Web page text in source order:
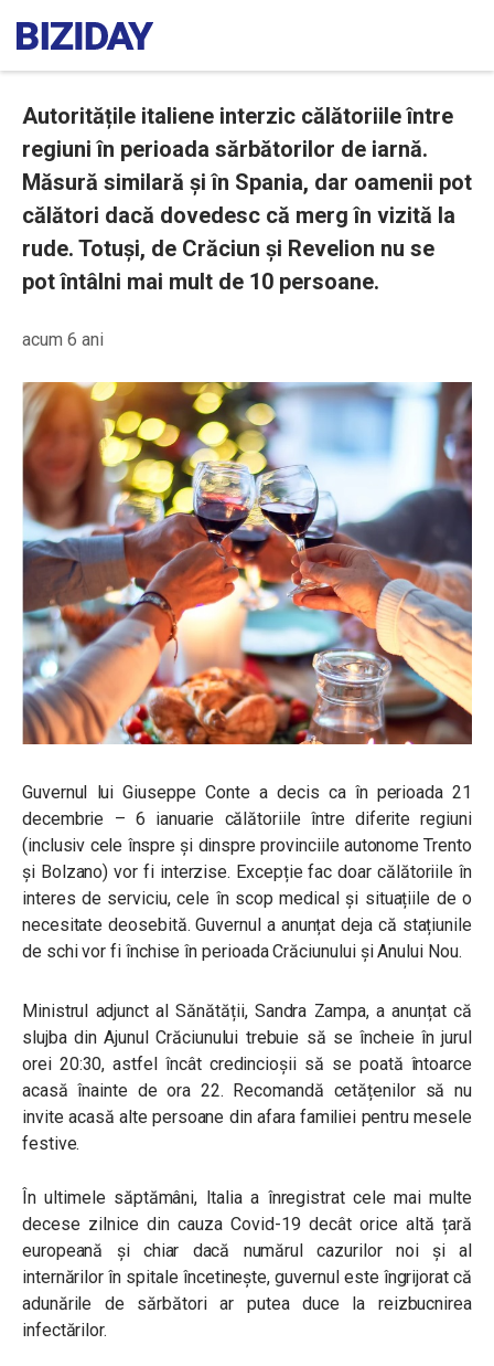
Autoritățile italiene interzic călătoriile între
regiuni în perioada sărbătorilor de iarnă.
Măsură similară și în Spania, dar oamenii pot
călători dacă dovedesc că merg în vizită la
rude. Totuși, de Crăciun și Revelion nu se
pot întâlni mai mult de 10 persoane.
acum 6 ani
Guvernul lui Giuseppe Conte a decis ca în perioada 21
decembrie – 6 ianuarie călătoriile între diferite regiuni
(inclusiv cele înspre și dinspre provinciile autonome Trento
și Bolzano) vor fi interzise. Excepție fac doar călătoriile în
interes de serviciu, cele în scop medical și situațiile de o
necesitate deosebită. Guvernul a anunțat deja că stațiunile
de schi vor fi închise în perioada Crăciunului și Anului Nou.
Ministrul adjunct al Sănătății, Sandra Zampa, a anunțat că
slujba din Ajunul Crăciunului trebuie să se încheie în jurul
orei 20:30, astfel încât credincioșii să se poată întoarce
acasă înainte de ora 22. Recomandă cetățenilor să nu
invite acasă alte persoane din afara familiei pentru mesele
festive.
În ultimele săptămâni, Italia a înregistrat cele mai multe
decese zilnice din cauza Covid-19 decât orice altă țară
europeană și chiar dacă numărul cazurilor noi și al
internărilor în spitale încetinește, guvernul este îngrijorat că
adunările de sărbători ar putea duce la reizbucnirea
infectărilor.